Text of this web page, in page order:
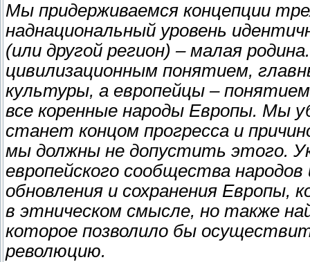
Мы придерживаемся концепции
наднациональный уровень
(или другой регион) – малая
цивилизационным понятием,
культуры, а европейцы –
все коренные народы Европы. Мы
станет концом прогресса и
мы должны не допустить этого.
европейского сообщества
обновления и сохранения Европы,
в этническом смысле, но также
которое позволило бы
революцию.